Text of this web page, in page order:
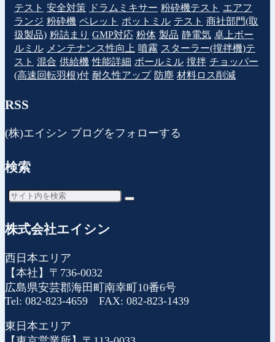
テスト 安全対策 ドラムミキサー 粉砕機テスト エアフ
ランジ 粉砕機 ペレット ポットミル テスト 商社部門(取
扱製品) 粉詰まり GMP対応 粉体 製品 静電気 卓上ボー
ルミル メンテナンス性向上 噴霧 スターラー(撹拌機)テ
スト 混合 供給機 性能詳細 ボールミル 撹拌 チョッパー
(高速回転羽根)付 耐久性アップ 防塵 材料ロス削減
RSS
(株)エイシン ブログをフォローする
検索
株式会社エイシン
西日本エリア
【本社】〒736-0032
広島県安芸郡海田町南幸町10番6号
Tel: 082-823-4659 FAX: 082-823-1439
東日本エリア